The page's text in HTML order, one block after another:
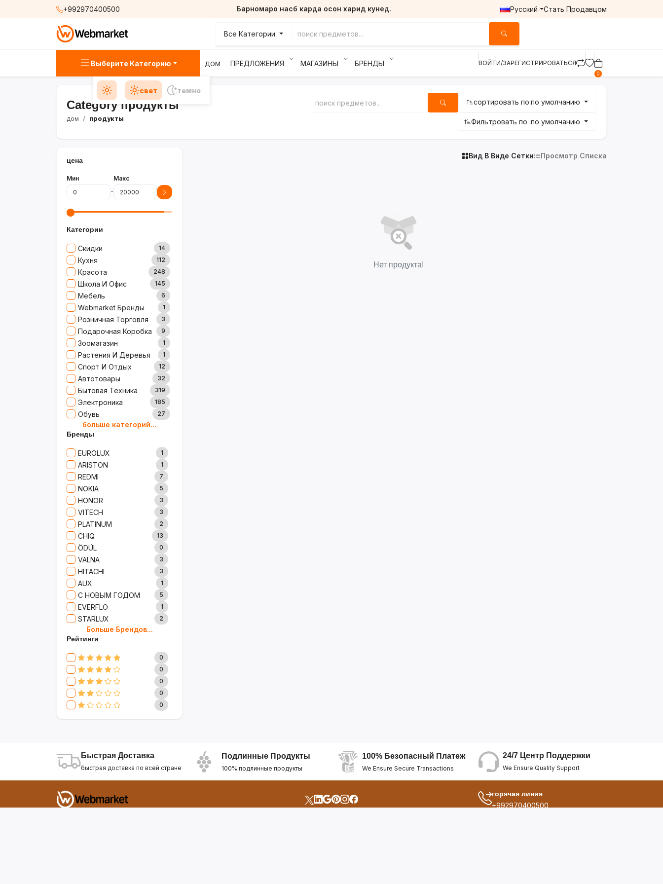
+992970400500 Барномаро насб карда осон харид кунед. Русский Стать Продавцом
Все Категории
Выберите Категорию ДОМ ПРЕДЛОЖЕНИЯ МАГАЗИНЫ БРЕНДЫ ВОЙТИ/ЗАРЕГИСТРИРОВАТЬСЯ
0
свет темно
Category продукты
дом продукты
сортировать по:по умолчанию
Фильтровать по :по умолчанию
цена
Мин
-
Макс
Категории
Скидки 14
Кухня 112
Красота 248
Школа И Офис 145
Мебель 6
Webmarket Бренды 1
Розничная Торговля 3
Подарочная Коробка 9
Зоомагазин 1
Растения И Деревья 1
Спорт И Отдых 12
Автотовары 32
Бытовая Техника 319
Электроника 185
Обувь 27
Товары Для Дома
Ювелирные Изделия
Сад И Дача 52
Аксессуары 61
Игрушки 15
Одежда 5
Сумки И Рюкзаки 27
Ремонт 13
Продукты 35
Детские Товары 72
Бытовая Химия 91
Хобби 40
больше категорий...
Бренды
EUROLUX 1
ARISTON 1
REDMI 7
NOKIA 5
HONOR 3
VITECH 3
PLATINUM 2
CHIQ 13
ÖDÜL 0
VALNA 3
HITACHI 3
AUX 1
С НОВЫМ ГОДОМ 5
EVERFLO 1
STARLUX 2
BOSCH
MARY KAY
TRICHUP 20
CLIVE & KEIRA 17
SEVAVEREK 6
DSP 0
SUPER CREST 4
2
APPLE
AOTE 7
ELEMENT
INTEX 0
Больше Брендов...
Рейтинги
0
0
0
0
0
Вид В Виде Сетки Просмотр Списка
Нет продукта!
Быстрая Доставка
быстрая доставка по всей стране
Подлинные Продукты
100% подлинные продукты
100% Безопасный Платеж
We Ensure Secure Transactions
24/7 Центр Поддержки
We Ensure Quality Support
горячая линия
+992970400500